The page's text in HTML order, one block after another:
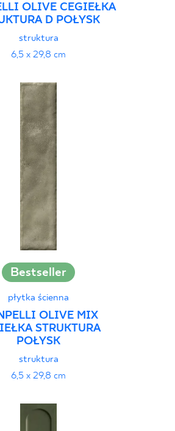
OLIVE CEGIEŁKA
D POŁYSK
struktura
6,5 x 29,8 cm
Bestseller
płytka ścienna
OLIVE MIX
STRUKTURA
POŁYSK
struktura
6,5 x 29,8 cm